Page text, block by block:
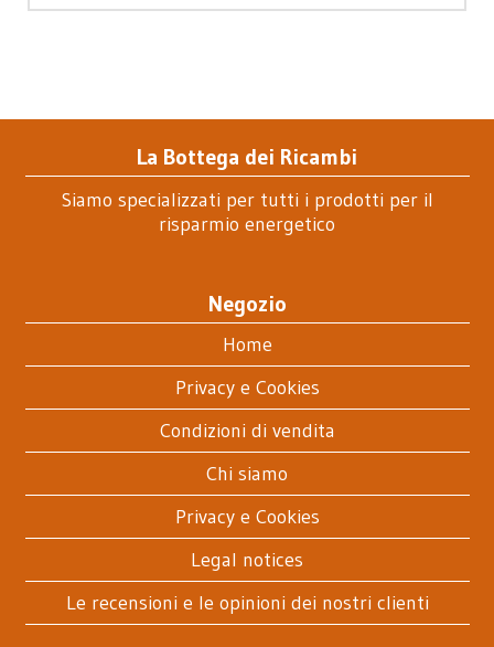
La Bottega dei Ricambi
Siamo specializzati per tutti i prodotti per il
risparmio energetico
Negozio
Home
Privacy e Cookies
Condizioni di vendita
Chi siamo
Privacy e Cookies
Legal notices
Le recensioni e le opinioni dei nostri clienti